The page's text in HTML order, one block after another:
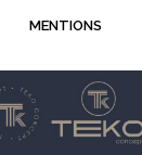
MENTIONS